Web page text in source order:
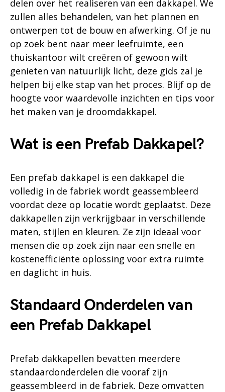
delen over het realiseren van een dakkapel. We
zullen alles behandelen, van het plannen en
ontwerpen tot de bouw en afwerking. Of je nu
op zoek bent naar meer leefruimte, een
thuiskantoor wilt creëren of gewoon wilt
genieten van natuurlijk licht, deze gids zal je
helpen bij elke stap van het proces. Blijf op de
hoogte voor waardevolle inzichten en tips voor
het maken van je droomdakkapel.
Wat is een Prefab Dakkapel?
Een prefab dakkapel is een dakkapel die
volledig in de fabriek wordt geassembleerd
voordat deze op locatie wordt geplaatst. Deze
dakkapellen zijn verkrijgbaar in verschillende
maten, stijlen en kleuren. Ze zijn ideaal voor
mensen die op zoek zijn naar een snelle en
kostenefficiënte oplossing voor extra ruimte
en daglicht in huis.
Standaard Onderdelen van
een Prefab Dakkapel
Prefab dakkapellen bevatten meerdere
standaardonderdelen die vooraf zijn
geassembleerd in de fabriek. Deze omvatten